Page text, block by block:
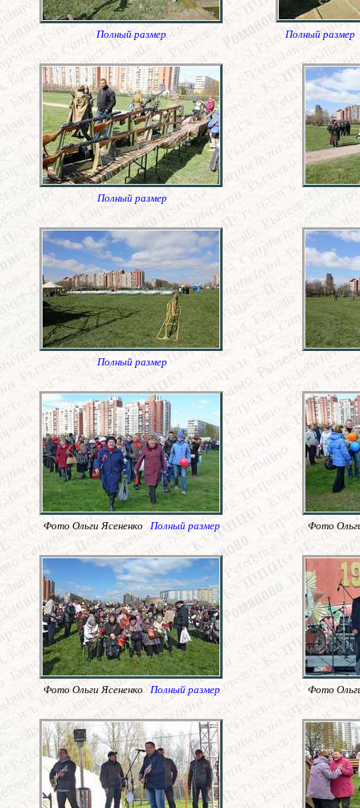
Полный размер Полный размер
Полный размер
Полный размер
Фото Ольги ЯсененкоПолный размер Фото
Фото Ольги Ясененко Полный размер Фото